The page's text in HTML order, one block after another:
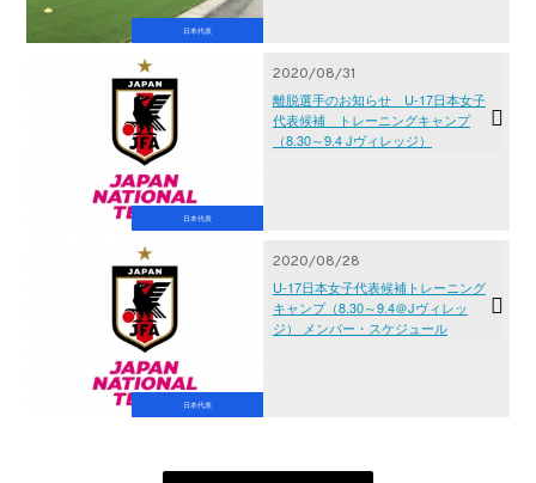
日本代表
日本代表
2020/08/31
離脱選手のお知らせ U-17日本女子
代表候補 トレーニングキャンプ
（8.30～9.4 Jヴィレッジ）
日本代表
2020/08/28
U-17日本女子代表候補トレーニング
キャンプ（8.30～9.4＠Jヴィレッ
ジ） メンバー・スケジュール